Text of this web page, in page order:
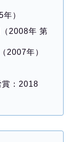
）
2008年 第
2007年）
賞：2018